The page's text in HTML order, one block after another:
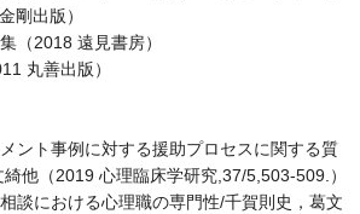
剛出版）
（2018 遠見書房）
丸善出版）
ント事例に対する援助プロセスに関する質
他（2019 心理臨床学研究,37/5,503-509.）
談における心理職の専門性/千賀則史，葛文